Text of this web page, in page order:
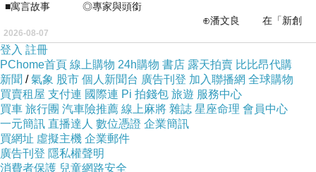
■寓言故事 ◎專家與頭銜
⊕潘文良 在「新創
之谷」裡——
2026-08-07
登入 註冊
PChome首頁 線上購物 24h購物 書店 露天拍賣 比比昂代購
新聞 /氣象 股市 個人新聞台 廣告刊登 加入聯播網 全球購物
買賣租屋 支付連 國際連 Pi 拍錢包 旅遊 服務中心
買車 旅行團 汽車險推薦 線上麻將 雜誌 星座命理 會員中心
一元簡訊 直播達人 數位憑證 企業簡訊
買網址 虛擬主機 企業郵件
廣告刊登 隱私權聲明
消費者保護 兒童網路安全